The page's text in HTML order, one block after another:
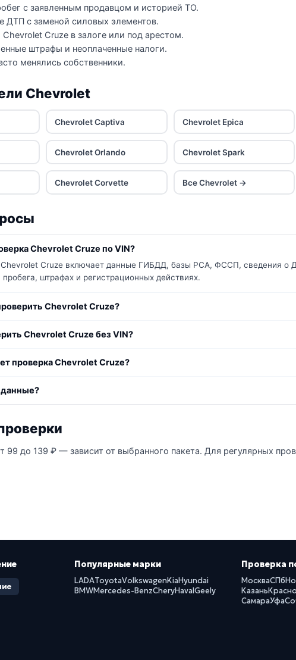
с заявленным продавцом и историей ТО.
ДТП с заменой силовых элементов.
Cruze в залоге или под арестом.
штрафы и неоплаченные налоги.
менялись собственники.
Chevrolet
Chevrolet Captiva Chevrolet Epica
Chevrolet Orlando Chevrolet Spark
Chevrolet Corvette Все Chevrolet →
Chevrolet Cruze по VIN?
Chevrolet Cruze включает данные ГИБДД, базы РСА, ФССП, сведения о
пробега, штрафах и регистрационных действиях.
Chevrolet Cruze?
Chevrolet Cruze без VIN?
проверка Chevrolet Cruze?
данные?
99 до 139 ₽ — зависит от выбранного пакета. Для регулярных
Популярные марки
LADAToyotaVolkswagenKiaHyundai
BMWMercedes-BenzCheryHavalGeely
Проверка
МоскваСПб
Казань
СамараУфа